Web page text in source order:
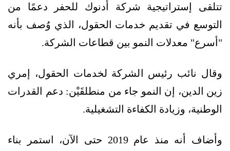
تتلقى إستراتيجية شركة أدنوك للحفر دعمًا من
التوسع في تقديم خدمات الحقول، الذي وُصف بأنه
"أسرع" معدلات النمو بين قطاعات الشركة.
وقال نائب رئيس الشركة لخدمات الحقول، إمري
زين الدين، إن النمو جاء من منطلقَيْن: دعم القدرات
الوطنية، وزيادة الكفاءة التشغيلية.
وأضاف أنه منذ عام 2019 حتى الآن، استمر بناء